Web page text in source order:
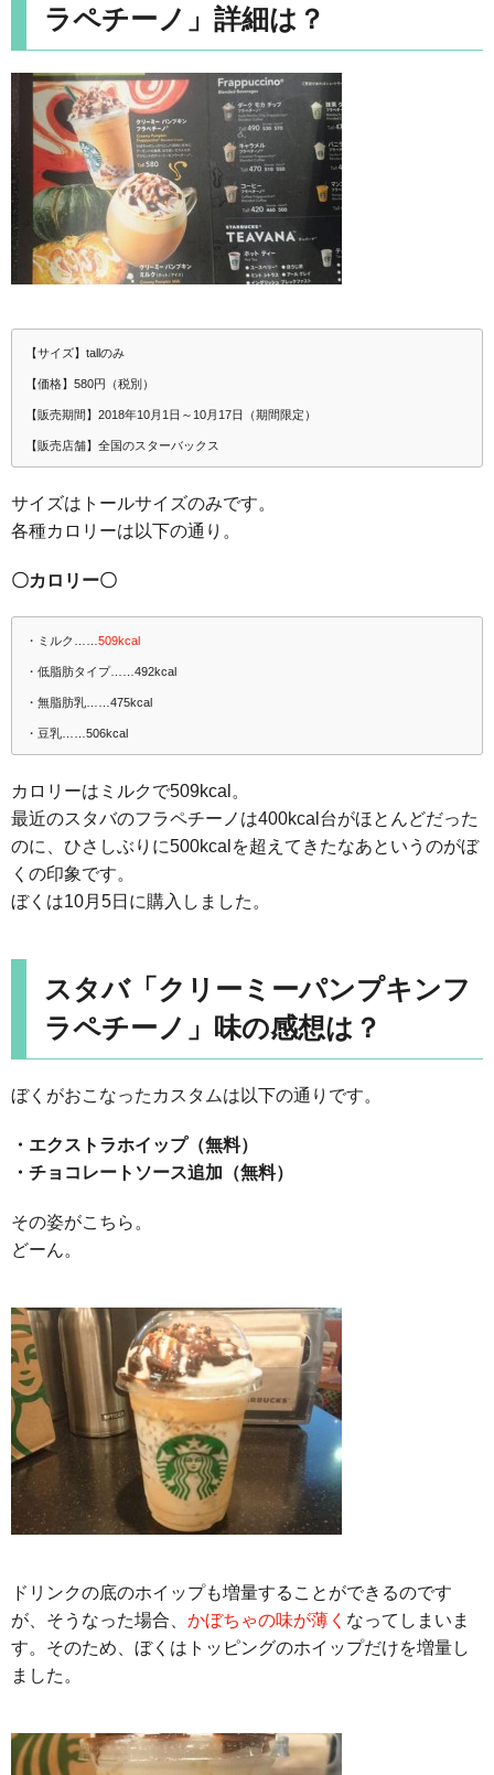
ラペチーノ」詳細は？
【サイズ】tallのみ
【価格】580円（税別）
【販売期間】2018年10月1日～10月17日（期間限定）
【販売店舗】全国のスターバックス
サイズはトールサイズのみです。
各種カロリーは以下の通り。
〇カロリー〇
・ミルク…… 509kcal
・低脂肪タイプ……492kcal
・無脂肪乳……475kcal
・豆乳……506kcal
カロリーはミルクで509kcal。
最近のスタバのフラペチーノは400kcal台がほとんどだった
のに、ひさしぶりに500kcalを超えてきたなあというのがぼ
くの印象です。
ぼくは10月5日に購入しました。
スタバ「クリーミーパンプキンフ
ラペチーノ」味の感想は？
ぼくがおこなったカスタムは以下の通りです。
・エクストラホイップ（無料）
・チョコレートソース追加（無料）
その姿がこちら。
どーん。
ドリンクの底のホイップも増量することができるのです
が、そうなった場合、 かぼちゃの味が薄く なってしまいま
す。そのため、ぼくはトッピングのホイップだけを増量し
ました。